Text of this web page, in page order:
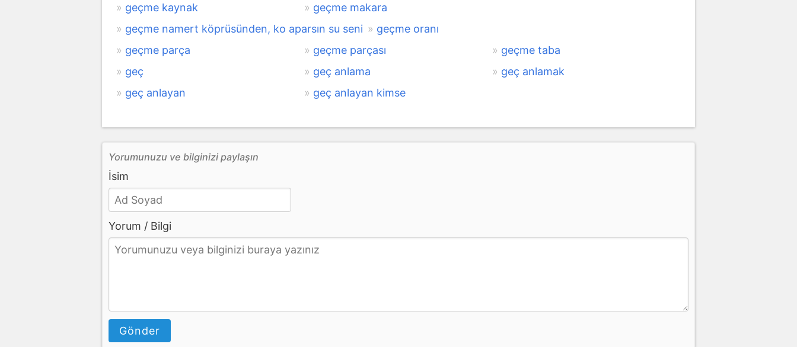
geçme kaynak
geçme makara
geçme namert köprüsünden, ko aparsın su seni
geçme oranı
geçme parça
geçme parçası
geçme taba
geç
geç anlama
geç anlamak
geç anlayan
geç anlayan kimse
Yorumunuzu ve bilginizi paylaşın
İsim
Yorum / Bilgi
Gönder